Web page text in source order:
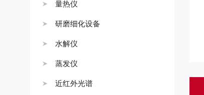
量热仪
研磨细化设备
水解仪
蒸发仪
近红外光谱